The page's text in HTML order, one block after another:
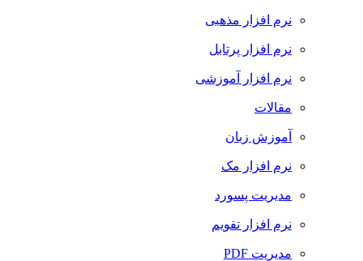
نرم افزار مذهبی
نرم افزار پرتابل
نرم افزار آموزشی
مقالات
آموزش زبان
نرم افزار مک
مدیریت پسورد
نرم افزار تقویم
مدیریت PDF